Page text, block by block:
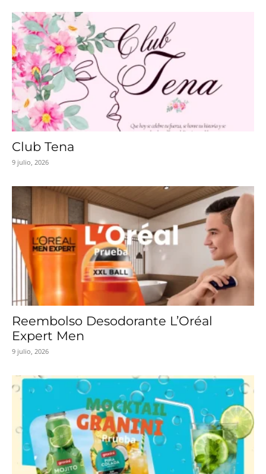
Club Tena
9 julio, 2026
Reembolso Desodorante L’Oréal
Expert Men
9 julio, 2026